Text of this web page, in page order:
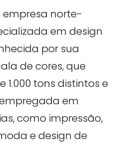
empresa norte-
em design
por sua
de cores, que
1.000 tons distintos e
em
como impressão,
e design de